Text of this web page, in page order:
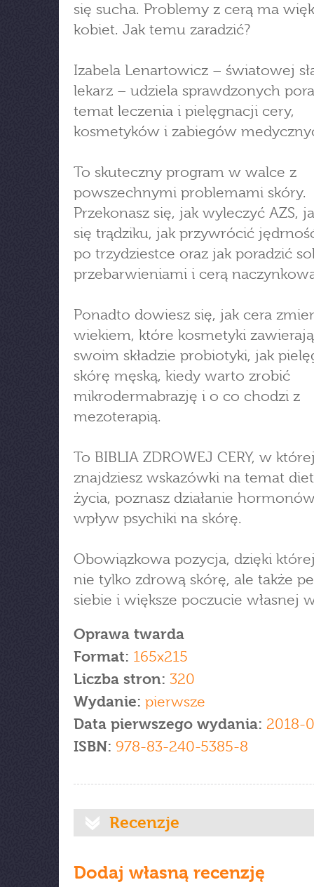
się sucha. Problemy z cerą ma
kobiet. Jak temu zaradzić?
Izabela Lenartowicz – światowej
lekarz – udziela sprawdzonych
temat leczenia i pielęgnacji cery,
kosmetyków i zabiegów
To skuteczny program w walce z
powszechnymi problemami skóry.
Przekonasz się, jak wyleczyć AZS,
się trądziku, jak przywrócić
po trzydziestce oraz jak poradzić
przebarwieniami i cerą
Ponadto dowiesz się, jak cera
wiekiem, które kosmetyki
swoim składzie probiotyki, jak
skórę męską, kiedy warto zrobić
mikrodermabrazję i o co chodzi z
mezoterapią.
To BIBLIA ZDROWEJ CERY, w
znajdziesz wskazówki na temat
życia, poznasz działanie
wpływ psychiki na skórę.
Obowiązkowa pozycja, dzięki
nie tylko zdrową skórę, ale także
siebie i większe poczucie własnej
Oprawa twarda
Format: 165x215
Liczba stron: 320
Wydanie: pierwsze
Data pierwszego wydania: 2018-
ISBN: 978-83-240-5385-8
Recenzje
Dodaj własną recenzję